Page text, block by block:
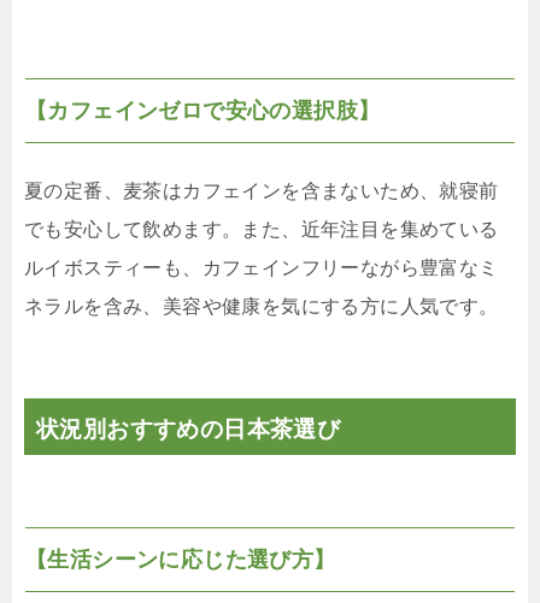
【カフェインゼロで安心の選択肢】
夏の定番、麦茶はカフェインを含まないため、就寝前
でも安心して飲めます。また、近年注目を集めている
ルイボスティーも、カフェインフリーながら豊富なミ
ネラルを含み、美容や健康を気にする方に人気です。
状況別おすすめの日本茶選び
【生活シーンに応じた選び方】